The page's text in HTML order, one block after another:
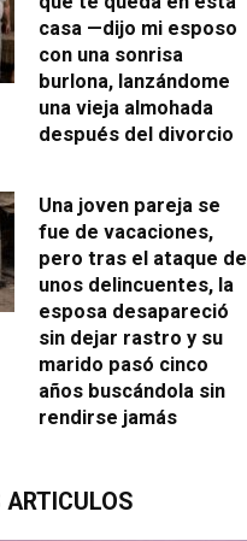
casa —dijo mi esposo
con una sonrisa
burlona, lanzándome
una vieja almohada
después del divorcio
Una joven pareja se
fue de vacaciones,
pero tras el ataque de
unos delincuentes, la
esposa desapareció
sin dejar rastro y su
marido pasó cinco
años buscándola sin
rendirse jamás
ARTICULOS